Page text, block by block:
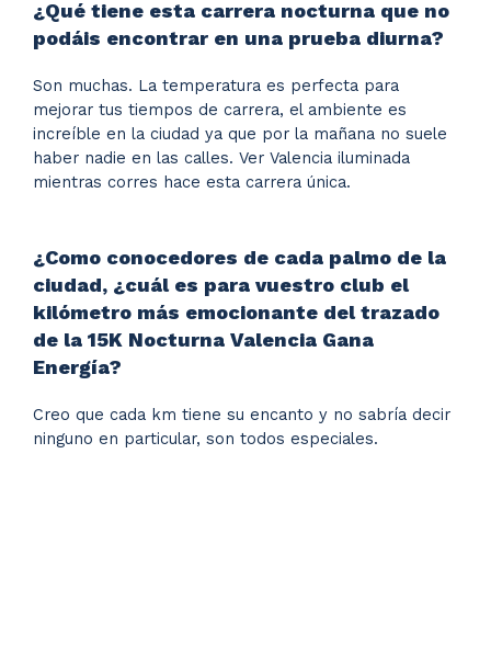
¿Qué tiene esta carrera nocturna que no
podáis encontrar en una prueba diurna?
Son muchas. La temperatura es perfecta para
mejorar tus tiempos de carrera, el ambiente es
increíble en la ciudad ya que por la mañana no suele
haber nadie en las calles. Ver Valencia iluminada
mientras corres hace esta carrera única.
¿Como conocedores de cada palmo de la
ciudad, ¿cuál es para vuestro club el
kilómetro más emocionante del trazado
de la 15K Nocturna Valencia Gana
Energía?
Creo que cada km tiene su encanto y no sabría decir
ninguno en particular, son todos especiales.